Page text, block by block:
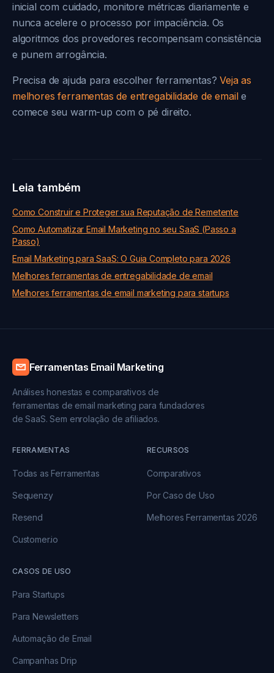
inicial com cuidado, monitore métricas diariamente e
nunca acelere o processo por impaciência. Os
algoritmos dos provedores recompensam consistência
e punem arrogância.
Precisa de ajuda para escolher ferramentas?Veja as
melhores ferramentas de entregabilidade de emaile
comece seu warm-up com o pé direito.
Leia também
Como Construir e Proteger sua Reputação de Remetente
Como Automatizar Email Marketing no seu SaaS (Passo a
Passo)
Email Marketing para SaaS: O Guia Completo para 2026
Melhores ferramentas de entregabilidade de email
Melhores ferramentas de email marketing para startups
Ferramentas Email Marketing
Análises honestas e comparativos de
ferramentas de email marketing para fundadores
de SaaS. Sem enrolação de afiliados.
FERRAMENTAS
Todas as Ferramentas
Sequenzy
Resend
Customer.io
RECURSOS
Comparativos
Por Caso de Uso
Melhores Ferramentas 2026
CASOS DE USO
Para Startups
Para Newsletters
Automação de Email
Campanhas Drip